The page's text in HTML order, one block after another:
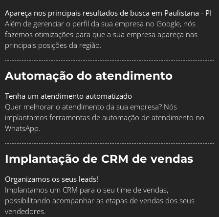
Apareça nos principais resultados de busca em Paulistana - PI
Além de gerenciar o perfil da sua empresa no Google, nós
fazemos otimizações para que a sua empresa apareça nas
principais posições da região.
Automação do atendimento
Tenha um atendimento automatizado
Quer melhorar o atendimento da sua empresa? Nós
implantamos ferramentas de automação de atendimento no
WhatsApp.
Implantação de CRM de vendas
Organizamos os seus leads!
Implantamos um CRM para o seu time de vendas,
possibilitando acompanhar as etapas de vendas dos seus
vendedores.